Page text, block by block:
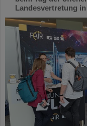
Landesvertretung